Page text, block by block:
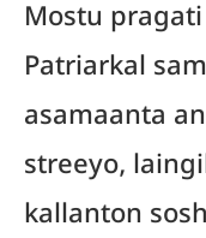
Mostu
Patriarkal
asamaanta
streeyo,
kallanton